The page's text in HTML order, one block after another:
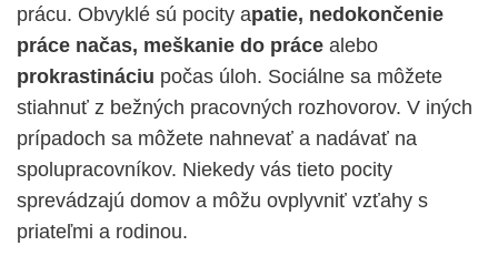
prácu. Obvyklé sú pocity apatie, nedokončenie
práce načas, meškanie do práce alebo
prokrastináciu počas úloh. Sociálne sa môžete
stiahnuť z bežných pracovných rozhovorov. V iných
prípadoch sa môžete nahnevať a nadávať na
spolupracovníkov. Niekedy vás tieto pocity
sprevádzajú domov a môžu ovplyvniť vzťahy s
priateľmi a rodinou.